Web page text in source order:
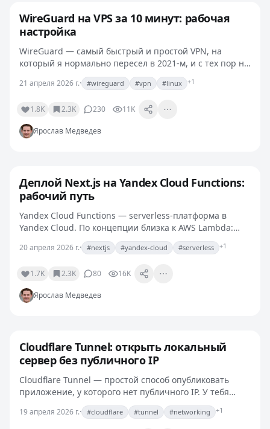
WireGuard на VPS за 10 минут: рабочая
настройка
WireGuard — самый быстрый и простой VPN, на
который я нормально пересел в 2021-м, и с тех пор не
возвращался. Конфиги короче, чем у OpenVPN,
скорость лучше, отладка проще. Расскажу, как у меня…
21 апреля 2026 г.· #wireguard #vpn #linux +1
1.8K 2.3K 230 11K
Ярослав Медведев
Деплой Next.js на Yandex Cloud Functions:
рабочий путь
Yandex Cloud Functions — serverless-платформа в
Yandex Cloud. По концепции близка к AWS Lambda:
загружаешь архив с кодом, настраиваешь триггер,
платишь за вызовы и время. Я разворачивал Next.js
20 апреля 2026 г.· #nextjs #yandex-cloud #serverless +1
1.7K 2.3K 80 16K
Ярослав Медведев
Cloudflare Tunnel: открыть локальный
сервер без публичного IP
Cloudflare Tunnel — простой способ опубликовать
приложение, у которого нет публичного IP. У тебя
домашний сервер, виртуалка за NAT, dev-стенд за
корпоративным файрволом — Tunnel это легко
19 апреля 2026 г.· #cloudflare #tunnel #networking +1